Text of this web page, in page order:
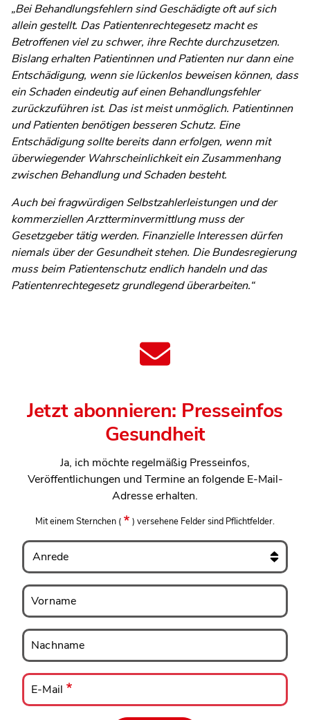
„Bei Behandlungsfehlern sind Geschädigte oft auf sich
allein gestellt. Das Patientenrechtegesetz macht es
Betroffenen viel zu schwer, ihre Rechte durchzusetzen.
Bislang erhalten Patientinnen und Patienten nur dann eine
Entschädigung, wenn sie lückenlos beweisen können, dass
ein Schaden eindeutig auf einen Behandlungsfehler
zurückzuführen ist. Das ist meist unmöglich. Patientinnen
und Patienten benötigen besseren Schutz. Eine
Entschädigung sollte bereits dann erfolgen, wenn mit
überwiegender Wahrscheinlichkeit ein Zusammenhang
zwischen Behandlung und Schaden besteht.
Auch bei fragwürdigen Selbstzahlerleistungen und der
kommerziellen Arztterminvermittlung muss der
Gesetzgeber tätig werden. Finanzielle Interessen dürfen
niemals über der Gesundheit stehen. Die Bundesregierung
muss beim Patientenschutz endlich handeln und das
Patientenrechtegesetz grundlegend überarbeiten.“
Jetzt abonnieren: Presseinfos
Gesundheit
Ja, ich möchte regelmäßig Presseinfos,
Veröffentlichungen und Termine an folgende E-Mail-
Adresse erhalten.
Mit einem Sternchen ( ) versehene Felder sind Pflichtfelder.
Anrede
Vorname
Vorname
Nachname
Nachname
E-
Mail
E-Mail